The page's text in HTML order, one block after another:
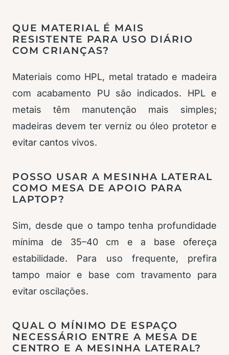
QUE MATERIAL É MAIS
RESISTENTE PARA USO DIÁRIO
COM CRIANÇAS?
Materiais como HPL, metal tratado e madeira
com acabamento PU são indicados. HPL e
metais têm manutenção mais simples;
madeiras devem ter verniz ou óleo protetor e
evitar cantos vivos.
POSSO USAR A MESINHA LATERAL
COMO MESA DE APOIO PARA
LAPTOP?
Sim, desde que o tampo tenha profundidade
mínima de 35–40 cm e a base ofereça
estabilidade. Para uso frequente, prefira
tampo maior e base com travamento para
evitar oscilações.
QUAL O MÍNIMO DE ESPAÇO
NECESSÁRIO ENTRE A MESA DE
CENTRO E A MESINHA LATERAL?